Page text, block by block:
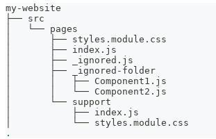
my-website
├── src
│   └── pages
│       ├── styles.module.css
│       ├── index.js
│       ├── _ignored.js
│       ├── _ignored-folder
│       │   ├── Component1.js
│       │   └── Component2.js
│       └── support
│           ├── index.js
│           └── styles.module.css
.